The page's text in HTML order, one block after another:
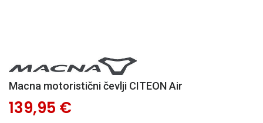
Macna motoristični čevlji CITEON Air
139,95 €